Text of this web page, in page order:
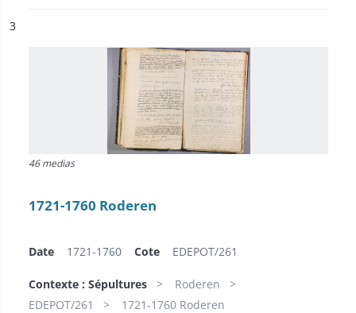
n°
3
46 medias
1721-1760 Roderen
Date 1721-1760 Cote EDEPOT/261
Contexte : Sépultures
Roderen
EDEPOT/261
1721-1760 Roderen